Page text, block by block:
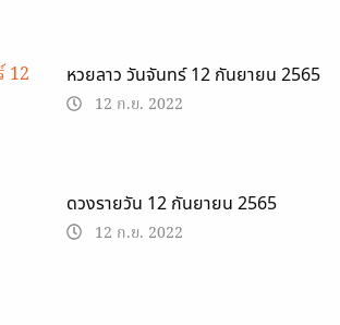
หวยลาว วันจันทร์ 12 กันยายน 2565
12 ก.ย. 2022
ดวงรายวัน 12 กันยายน 2565
12 ก.ย. 2022